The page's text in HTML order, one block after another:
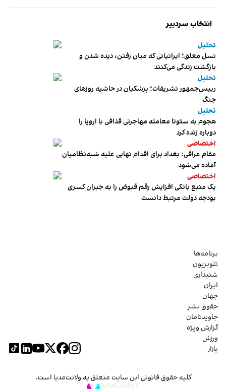
انتخاب سردبیر
تحلیل
نسل معلق؛ ایرانیانی که میان رفتن، دیده شدن و
بازگشت زندگی می‌کنند
تحلیل
رییس‌جمهور تشریفات؛ پزشکیان در حاشیه روزهای
جنگ
تحلیل
هجوم به سئوتا معامله مهاجرتی قذافی با اروپا را
دوباره زنده کرد
اختصاصی
مقام عراقی: بغداد برای اقدام نهایی علیه شبه‌نظامیان
آماده می‌شود
اختصاصی
یک منبع بانکی افزایش رقم قبوض را به جبران کسری
بودجه دولت مرتبط دانست
برنامه‌ها
تلویزیون
شنیداری
ایران
جهان
حقوق بشر
جاویدنامان
گزارش ویژه
ورزش
بازار
کلیه حقوق قانونی این سایت متعلق به ولانت‌مدیا است.